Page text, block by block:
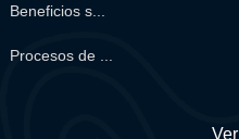
Beneficios s...
Procesos de ...